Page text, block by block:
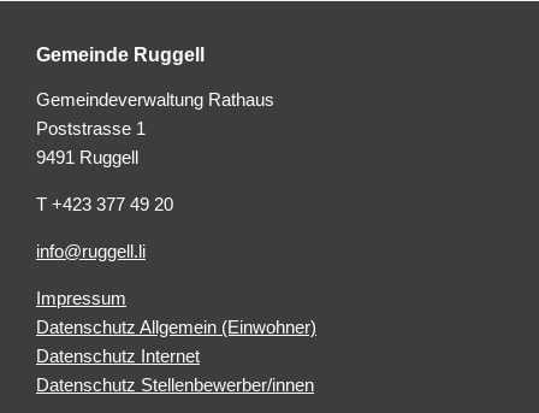
Gemeinde Ruggell
Gemeindeverwaltung Rathaus
Poststrasse 1
9491 Ruggell
T +423 377 49 20
info@ruggell.li
Impressum
Datenschutz Allgemein (Einwohner)
Datenschutz Internet
Datenschutz Stellenbewerber/innen